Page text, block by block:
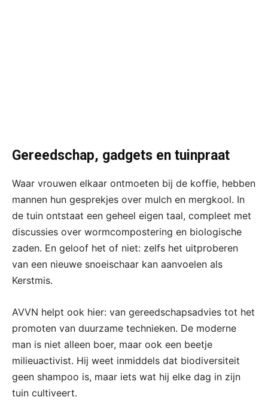
Gereedschap, gadgets en tuinpraat
Waar vrouwen elkaar ontmoeten bij de koffie, hebben
mannen hun gesprekjes over mulch en mergkool. In
de tuin ontstaat een geheel eigen taal, compleet met
discussies over wormcompostering en biologische
zaden. En geloof het of niet: zelfs het uitproberen
van een nieuwe snoeischaar kan aanvoelen als
Kerstmis.
AVVN helpt ook hier: van gereedschapsadvies tot het
promoten van duurzame technieken. De moderne
man is niet alleen boer, maar ook een beetje
milieuactivist. Hij weet inmiddels dat biodiversiteit
geen shampoo is, maar iets wat hij elke dag in zijn
tuin cultiveert.